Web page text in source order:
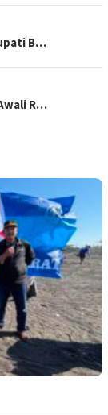
B…
R…